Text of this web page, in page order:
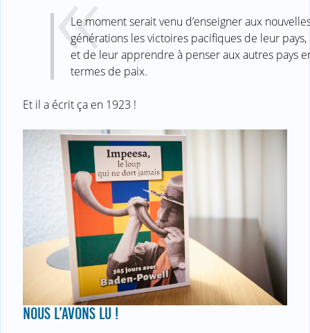
Le moment serait venu d’enseigner aux
générations les victoires pacifiques de leur pays,
et de leur apprendre à penser aux autres pays
termes de paix.
Et il a écrit ça en 1923 !
NOUS L’AVONS LU !